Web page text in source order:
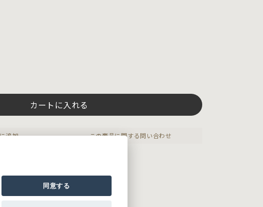
カートに入れる
追加 この商品に関する問い合わせ
ボックスプリーツのスカート。
リエステル素材で仕立てました。
同意する